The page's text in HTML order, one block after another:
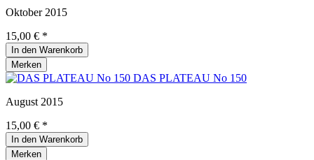
Oktober 2015
15,00 € *
In den Warenkorb
Merken
DAS PLATEAU No 150
August 2015
15,00 € *
In den Warenkorb
Merken